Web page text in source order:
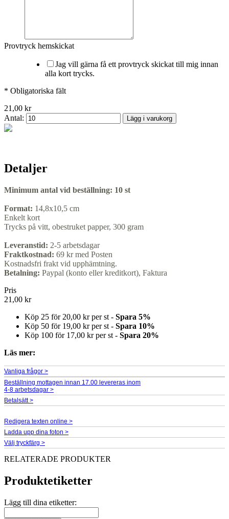
Provtryck hemskickat
Jag vill gärna få ett provtryck skickat till mig innan
alla kort trycks.
* Obligatoriska fält
21,00 kr
Antal:
Lägg i varukorg
Detaljer
Minimum antal vid beställning: 10 st
Format: 14,8x10,5 cm
Enkelt kort
Trycks på vitt, obestruket papper, 300 gram
Leveranstid: 2-5 arbetsdagar
Fraktkostnad: 69 kr med Posten
Kostnadsfri frakt vid upphämtning.
Betalning: Paypal (konto eller kreditkort), Faktura
Pris
21,00 kr
Köp 25 för 20,00 krper st - Spara 5%
Köp 50 för 19,00 krper st - Spara 10%
Köp 100 för 17,00 krper st - Spara 20%
Läs mer:
Vanliga frågor >
Beställning mottagen innan 17.00 levereras inom
4-8 arbetsdagar >
Betalsätt >
Redigera texten online >
Ladda upp dina foton >
Välj tryckfärg >
RELATERADE PRODUKTER
Produktetiketter
Lägg till dina etiketter: